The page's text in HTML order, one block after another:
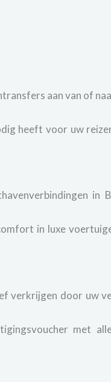
aan van of
heeft voor uw
in
in luxe
verkrijgen door uw
met